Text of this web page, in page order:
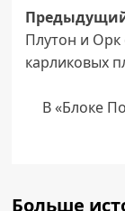
Плутон и Орк
карликовых
В «Блоке
Больше